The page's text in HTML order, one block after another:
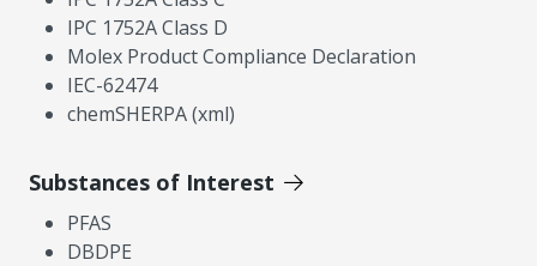
IPC 1752A Class D
Molex Product Compliance Declaration
IEC-62474
chemSHERPA (xml)
Substances of Interest
PFAS
DBDPE